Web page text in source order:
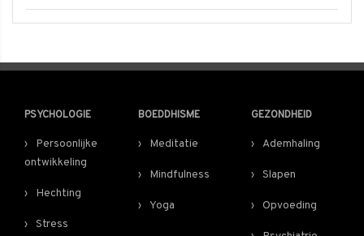
PSYCHOLOGIE
Persoonlijke
ontwikkeling
Hechting
Stress
BOEDDHISME
Meditatie
Mindfulness
Yoga
GEZONDHEID
Ademhaling
Slapen
Opvoeding